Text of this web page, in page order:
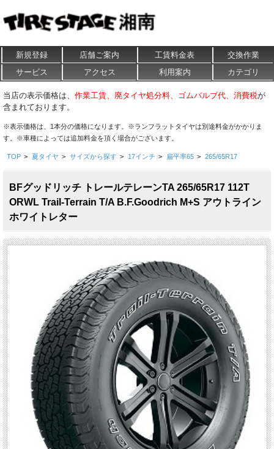
新規登録 店舗ご案内 工賃料金表
交換作業
サービス
アクセス 利用案内 カテゴリ
当店の表示価格は、 作業工賃、廃タイヤ処分料、ゴムバルブ代、消費税が
含まれております。
※表示価格は、1本分の価格になります。※ランフラットタイヤは別途料金がかかりま
す。※車種によっては追加料金を頂く場合がございます。
TOP > 夏タイヤ > サイズから探す > 17インチ > 扁平率65 > 265/65R17
BFグッドリッチ トレールテレーンTA 265/65R17 112T
ORWL Trail-Terrain T/A B.F.Goodrich M+S アウトライン
ホワイトレター